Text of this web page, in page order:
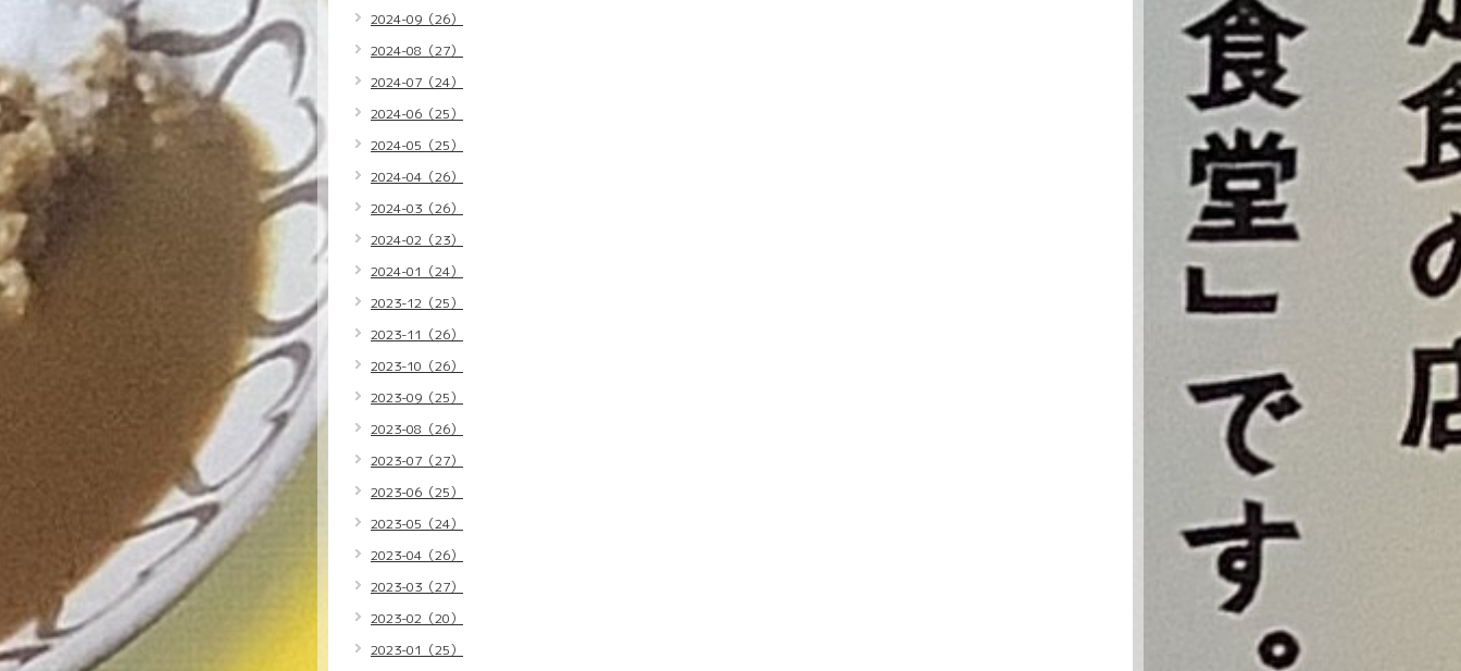
2024-09（26）
2024-08（27）
2024-07（24）
2024-06（25）
2024-05（25）
2024-04（26）
2024-03（26）
2024-02（23）
2024-01（24）
2023-12（25）
2023-11（26）
2023-10（26）
2023-09（25）
2023-08（26）
2023-07（27）
2023-06（25）
2023-05（24）
2023-04（26）
2023-03（27）
2023-02（20）
2023-01（25）